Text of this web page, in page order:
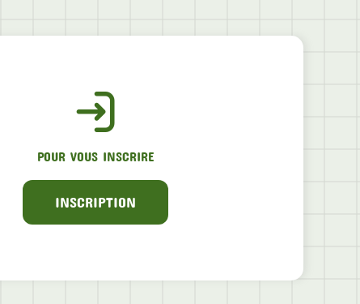
POUR VOUS INSCRIRE
INSCRIPTION